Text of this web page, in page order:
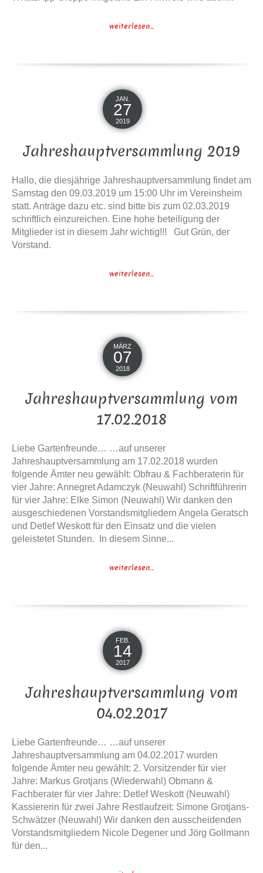
weiterlesen...
JAN.
27
2019
Jahreshauptversammlung 2019
Hallo, die diesjährige Jahreshauptversammlung findet am
Samstag den 09.03.2019 um 15:00 Uhr im Vereinsheim
statt. Anträge dazu etc. sind bitte bis zum 02.03.2019
schriftlich einzureichen. Eine hohe beteiligung der
Mitglieder ist in diesem Jahr wichtig!!! Gut Grün, der
Vorstand.
weiterlesen...
MÄRZ
07
2018
Jahreshauptversammlung vom
17.02.2018
Liebe Gartenfreunde… …auf unserer
Jahreshauptversammlung am 17.02.2018 wurden
folgende Ämter neu gewählt: Obfrau & Fachberaterin für
vier Jahre: Annegret Adamczyk (Neuwahl) Schriftführerin
für vier Jahre: Elke Simon (Neuwahl) Wir danken den
ausgeschiedenen Vorstandsmitgliedern Angela Geratsch
und Detlef Weskott für den Einsatz und die vielen
geleistetet Stunden. In diesem Sinne...
weiterlesen...
FEB.
14
2017
Jahreshauptversammlung vom
04.02.2017
Liebe Gartenfreunde… …auf unserer
Jahreshauptversammlung am 04.02.2017 wurden
folgende Ämter neu gewählt: 2. Vorsitzender für vier
Jahre: Markus Grotjans (Wiederwahl) Obmann &
Fachberater für vier Jahre: Detlef Weskott (Neuwahl)
Kassiererin für zwei Jahre Restlaufzeit: Simone Grotjans-
Schwätzer (Neuwahl) Wir danken den ausscheidenden
Vorstandsmitgliedern Nicole Degener und Jörg Gollmann
für den...